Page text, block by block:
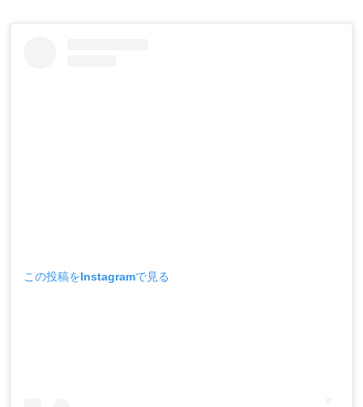
この投稿をInstagramで見る